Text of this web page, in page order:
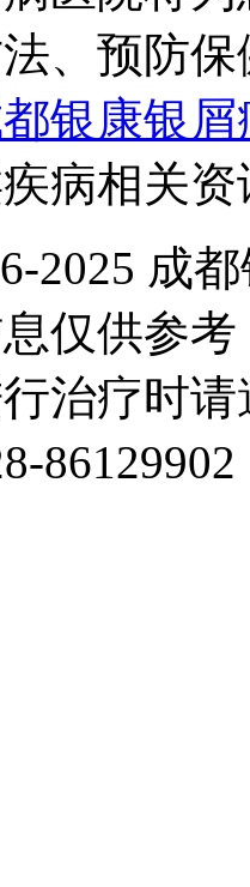
、预防
银康银
病相关资
2025 成
仅供参
治疗时
86129902